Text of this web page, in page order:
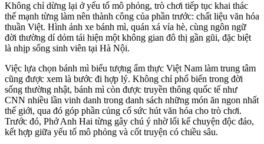
Không chỉ dừng lại ở yếu tố mô phỏng, trò chơi tiếp tục khai thác
thế mạnh từng làm nên thành công của phần trước: chất liệu văn hóa
thuần Việt. Hình ảnh xe bánh mì, quán xá vỉa hè, cùng ngôn ngữ
đời thường dí dỏm tái hiện một không gian đô thị gần gũi, đặc biệt
là nhịp sống sinh viên tại Hà Nội.
Việc lựa chọn bánh mì biểu tượng ẩm thực Việt Nam làm trung tâm
cũng được xem là bước đi hợp lý. Không chỉ phổ biến trong đời
sống thường nhật, bánh mì còn được truyền thông quốc tế như
CNN nhiều lần vinh danh trong danh sách những món ăn ngon nhất
thế giới, qua đó góp phần củng cố sức hút văn hóa cho trò chơi.
Trước đó, Phở Anh Hai từng gây chú ý nhờ lối kể chuyện độc đáo,
kết hợp giữa yếu tố mô phỏng và cốt truyện có chiều sâu.